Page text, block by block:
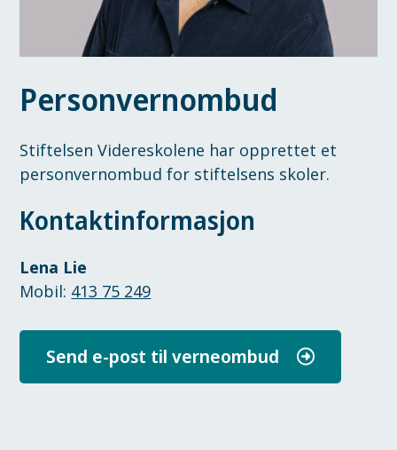
Personvernombud
Stiftelsen Videreskolene har opprettet et
personvernombud for stiftelsens skoler.
Kontaktinformasjon
Lena Lie
Mobil: 413 75 249
Send e-post til verneombud